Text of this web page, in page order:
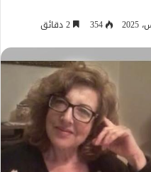
354